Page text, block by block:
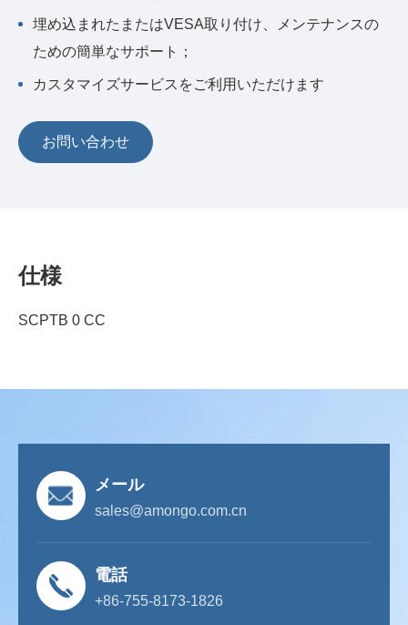
埋め込まれたまたはVESA取り付け、メンテナンスの
ための簡単なサポート；
カスタマイズサービスをご利用いただけます
お問い合わせ
仕様
SCPTB 0 CC
メール
sales@amongo.com.cn
電話
+86-755-8173-1826